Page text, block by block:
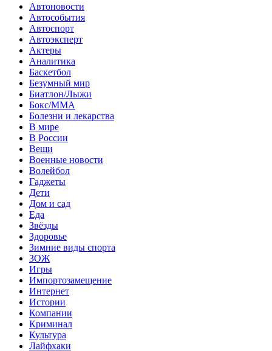
Автоновости
Автособытия
Автоспорт
Автоэксперт
Актеры
Аналитика
Баскетбол
Безумный мир
Биатлон/Лыжи
Бокс/MMA
Болезни и лекарства
В мире
В России
Вещи
Военные новости
Волейбол
Гаджеты
Дети
Дом и сад
Еда
Звёзды
Здоровье
Зимние виды спорта
ЗОЖ
Игры
Импортозамещение
Интернет
Истории
Компании
Криминал
Культура
Лайфхаки